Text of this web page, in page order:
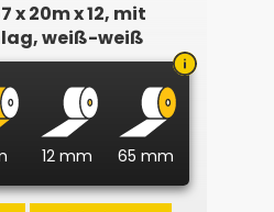
x 20m x 12, mit
weiß-weiß
12 mm 65 mm